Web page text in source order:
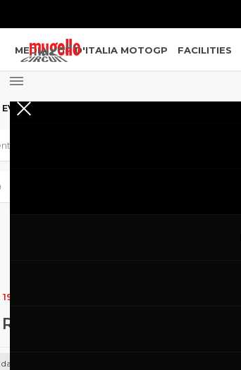
MEDIA GP D'ITALIA MOTOGP FACILITIES
EVENTI
19.07.2026
moto